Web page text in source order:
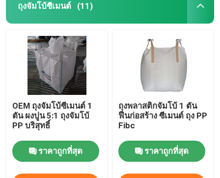
ถุงจัมโบ้ซีเมนต์ (11)
OEM ถุงจัมโบ้ซีเมนต์ 1
ตัน ผงปูน 5:1 ถุงจัมโบ้
PP บริสุทธิ์
ราคาถูกที่สุด
ถุงพลาสติกจัมโบ้ 1 ตัน
ฟืนก่อสร้าง ซีเมนต์ ถุง PP
Fibc
ราคาถูกที่สุด